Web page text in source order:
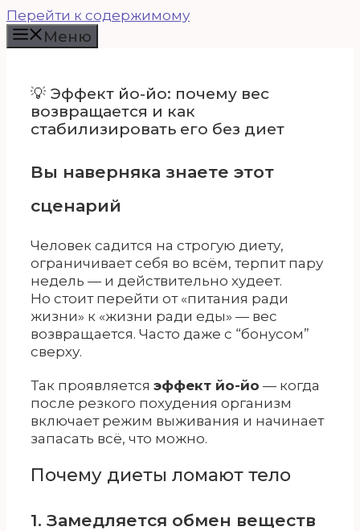
Перейти к содержимому
Меню
💡 Эффект йо-йо: почему вес
возвращается и как
стабилизировать его без диет
Вы наверняка знаете этот
сценарий
Человек садится на строгую диету,
ограничивает себя во всём, терпит пару
недель — и действительно худеет.
Но стоит перейти от «питания ради
жизни» к «жизни ради еды» — вес
возвращается. Часто даже с “бонусом”
сверху.
Так проявляется эффект йо-йо — когда
после резкого похудения организм
включает режим выживания и начинает
запасать всё, что можно.
Почему диеты ломают тело
1. Замедляется обмен веществ